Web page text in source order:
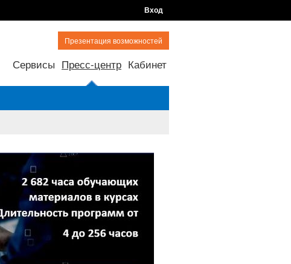
Вход
Презентация возможностей
Сервисы Пресс-центр Кабинет